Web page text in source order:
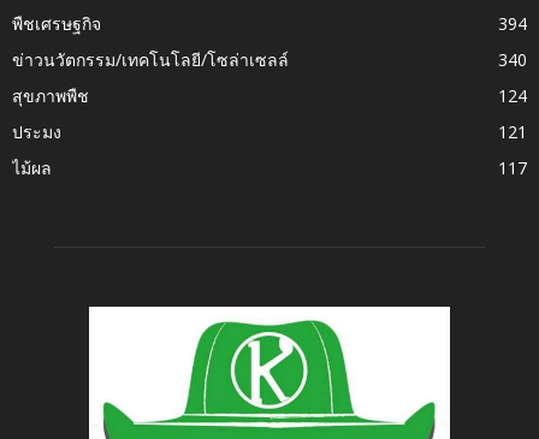
พืชเศรษฐกิจ
394
ข่าวนวัตกรรม/เทคโนโลยี/โซล่าเซลล์
340
สุขภาพพืช
124
ประมง
121
ไม้ผล
117